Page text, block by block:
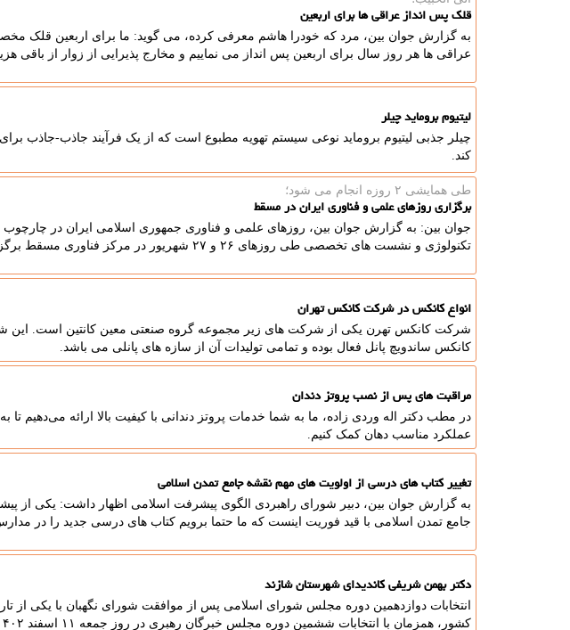
قلک پس انداز عراقی ها برای اربعین
به گزارش جوان بین، مرد که خودرا هاشم معرفی کرده، می گوید: ما برای اربعین قلک
عراقی ها هر روز سال برای اربعین پس انداز می نماییم و مخارج پذیرایی از زوار از باقی
لیتیوم بروماید چیلر
چیلر جذبی لیتیوم بروماید نوعی سیستم تهویه مطبوع است که از یک فرآیند جاذب-جاذب
کند.
طی همایشی ۲ روزه انجام می شود؛
برگزاری روزهای علمی و فناوری ایران در مسقط
جوان بین: به گزارش جوان بین، روزهای علمی و فناوری جمهوری اسلامی ایران در چارچوب
تکنولوژی و نشست های تخصصی طی روزهای ۲۶ و ۲۷ شهریور در مرکز فناوری مسقط برگزار می گردد.
انواع کانکس در شرکت کانکس تهران
شرکت کانکس تهرن یکی از شرکت های زیر مجموعه گروه صنعتی معین کانتین است. این
کانکس ساندویچ پانل فعال بوده و تمامی تولیدات آن از سازه های پانلی می باشد.
مراقبت های پس از نصب پروتز دندان
در مطب دکتر اله وردی زاده، ما به شما خدمات پروتز دندانی با کیفیت بالا ارائه می‌دهیم تا به
عملکرد مناسب دهان کمک کنیم.
تغییر کتاب های درسی از اولویت های مهم نقشه جامع تمدن اسلامی
به گزارش جوان بین، دبیر شورای راهبردی الگوی پیشرفت اسلامی اظهار داشت: یکی از
جامع تمدن اسلامی با قید فوریت اینست که ما حتما برویم کتاب های درسی جدید را در
دکتر بهمن شریفی کاندیدای شهرستان شازند
انتخابات دوازدهمین دوره مجلس شورای اسلامی پس از موافقت شورای نگهبان با یکی از
کشور، همزمان با انتخابات ششمین دوره مجلس خبرگان رهبری در روز جمعه ۱۱ اسفند ۱۴۰۲ برگزار خواهد شد.